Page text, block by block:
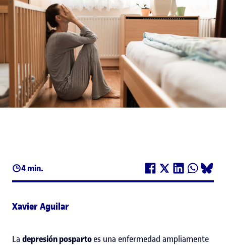
4 min.
Xavier Aguilar
La depresión pospartoes una enfermedad ampliamente